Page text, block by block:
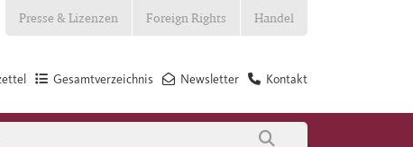
Presse & Lizenzen Foreign Rights Handel
Kontakt
Newsletter
Gesamtverzeichnis